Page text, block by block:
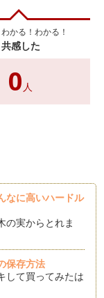
わかる！わかる！
共感した
0 人
なに高いハードル
の実からとれま
保存方法
して買ってみたは